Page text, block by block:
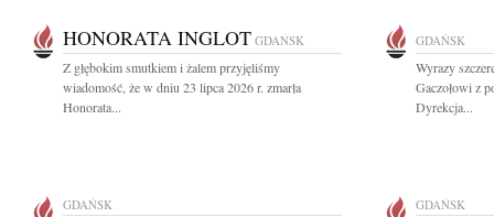
HONORATA INGLOT GDAŃSK
Z głębokim smutkiem i żalem przyjęliśmy
wiadomość, że w dniu 23 lipca 2026 r. zmarła
Honorata...
GDAŃSK
Wyrazy
Gaczołowi z
Dyrekcja...
GDAŃSK GDAŃSK